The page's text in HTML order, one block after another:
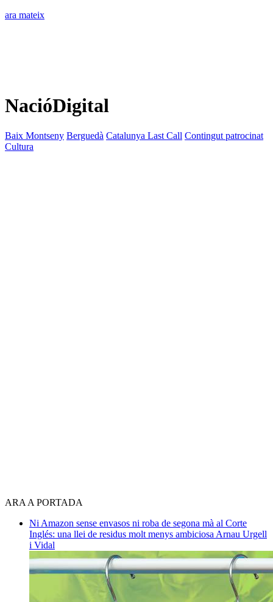
ara mateix
NacióDigital
Baix Montseny Berguedà Catalunya Last Call Contingut patrocinat
Cultura
ARA A PORTADA
Ni Amazon sense envasos ni roba de segona mà al Corte
Inglés: una llei de residus molt menys ambiciosa Arnau Urgell
i Vidal